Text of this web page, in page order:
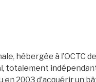
hébergée à l’OCTC
totalement
en 2003 d’acquérir un